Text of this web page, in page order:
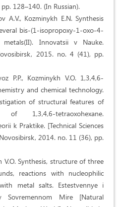
128–140. (In Russian).
A.V., Kozminykh E.N. Synthesis
bis-(1-isopropoxy-1-oxo-4-
metals(II). Innovatsii v Nauke.
2015. no. 4 (41), pp.
P.P., Kozminykh V.O. 1,3,4,6-
and chemical technology.
of structural features of
1,3,4,6-tetraoxohexane.
k Praktike. [Technical Sciences
2014. no. 11 (36), pp.
V.O. Synthesis, structure of three
reactions with nucleophilic
metal salts. Estestvennye i
Sovremennom Mire [Natural